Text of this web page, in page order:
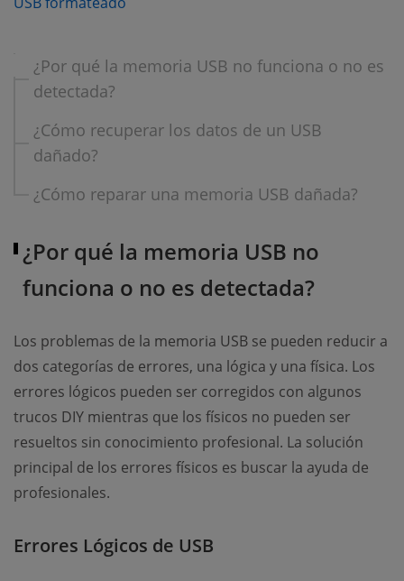
¿Por qué la memoria USB no funciona o no es
detectada?
¿Cómo recuperar los datos de un USB
dañado?
¿Cómo reparar una memoria USB dañada?
¿Por qué la memoria USB no
funciona o no es detectada?
Los problemas de la memoria USB se pueden reducir a
dos categorías de errores, una lógica y una física. Los
errores lógicos pueden ser corregidos con algunos
trucos DIY mientras que los físicos no pueden ser
resueltos sin conocimiento profesional. La solución
principal de los errores físicos es buscar la ayuda de
profesionales.
Errores Lógicos de USB